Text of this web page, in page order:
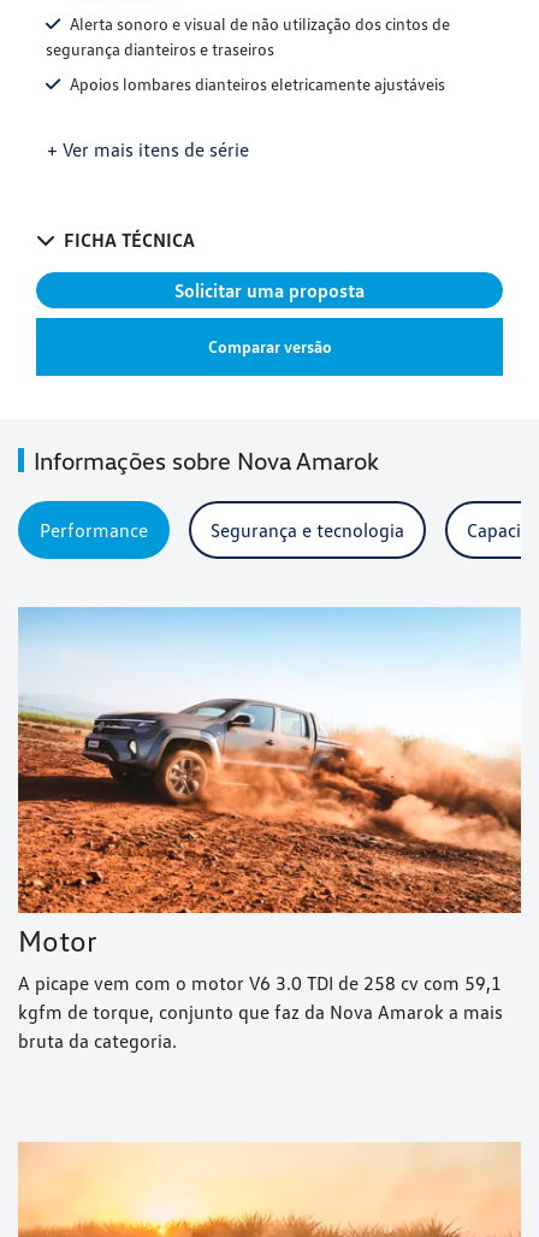
Alerta sonoro e visual de não utilização dos cintos de
segurança dianteiros e traseiros
Apoios lombares dianteiros eletricamente ajustáveis
+ Ver mais itens de série
FICHA TÉCNICA
Solicitar uma proposta
Comparar versão
Informações sobre Nova Amarok
Performance Segurança e tecnologia
Motor
A picape vem com o motor V6 3.0 TDI de 258 cv com 59,1
kgfm de torque, conjunto que faz da Nova Amarok a mais
bruta da categoria.